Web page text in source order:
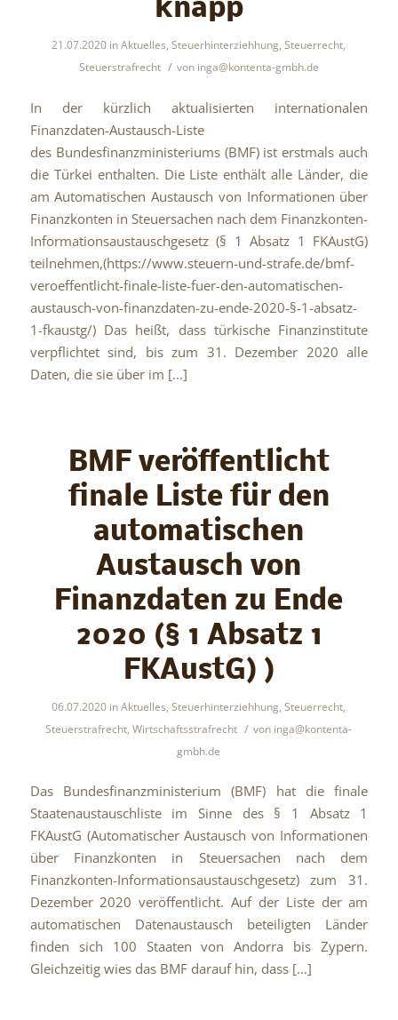
knapp
21.07.2020 inAktuelles,Steuerhinterziehhung,Steuerrecht,
Steuerstrafrecht / von inga@kontenta-gmbh.de
In der kürzlich aktualisierten internationalen
Finanzdaten-Austausch-Liste
des Bundesfinanzministeriums (BMF) ist erstmals auch
die Türkei enthalten. Die Liste enthält alle Länder, die
am Automatischen Austausch von Informationen über
Finanzkonten in Steuersachen nach dem Finanzkonten-
Informationsaustauschgesetz (§ 1 Absatz 1 FKAustG)
teilnehmen,(https://www.steuern-und-strafe.de/bmf-
veroeffentlicht-finale-liste-fuer-den-automatischen-
austausch-von-finanzdaten-zu-ende-2020-§-1-absatz-
1-fkaustg/) Das heißt, dass türkische Finanzinstitute
verpflichtet sind, bis zum 31. Dezember 2020 alle
Daten, die sie über im […]
BMF veröffentlicht
finale Liste für den
automatischen
Austausch von
Finanzdaten zu Ende
2020 (§ 1 Absatz 1
FKAustG) )
06.07.2020 inAktuelles,Steuerhinterziehhung,Steuerrecht,
Steuerstrafrecht,Wirtschaftsstrafrecht / von inga@kontenta-
gmbh.de
Das Bundesfinanzministerium (BMF) hat die finale
Staatenaustauschliste im Sinne des § 1 Absatz 1
FKAustG (Automatischer Austausch von Informationen
über Finanzkonten in Steuersachen nach dem
Finanzkonten-Informationsaustauschgesetz) zum 31.
Dezember 2020 veröffentlicht. Auf der Liste der am
automatischen Datenaustausch beteiligten Länder
finden sich 100 Staaten von Andorra bis Zypern.
Gleichzeitig wies das BMF darauf hin, dass […]